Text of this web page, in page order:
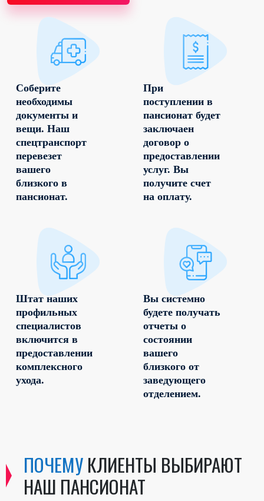
Соберите
необходимы
документы и
вещи. Наш
спецтранспорт
перевезет
вашего
близкого в
пансионат.
При
поступлении в
пансионат будет
заключаен
договор о
предоставлении
услуг. Вы
получите счет
на оплату.
Штат наших
профильных
специалистов
включится в
предоставлении
комплексного
ухода.
Вы системно
будете получать
отчеты о
состоянии
вашего
близкого от
заведующего
отделением.
ПОЧЕМУКЛИЕНТЫ ВЫБИРАЮТ
НАШ ПАНСИОНАТ